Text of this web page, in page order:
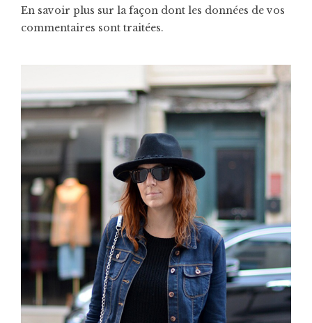
En savoir plus sur la façon dont les données de vos
commentaires sont traitées.